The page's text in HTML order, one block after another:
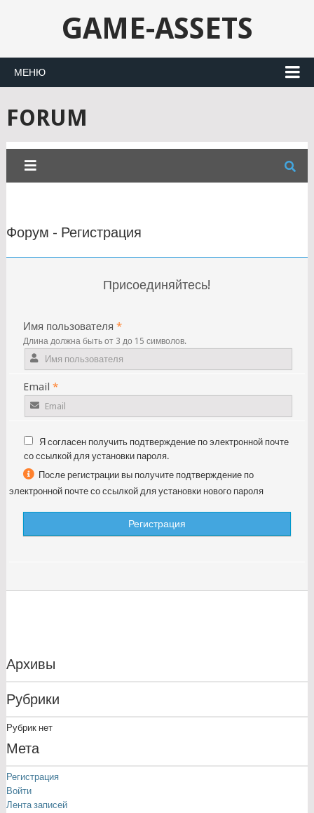
GAME-ASSETS
МЕНЮ
FORUM
Форум - Регистрация
Присоединяйтесь!
Имя пользователя*
Длина должна быть от 3 до 15 символов.
Email*
Я согласен получить подтверждение по электронной почте
со ссылкой для установки пароля.
После регистрации вы получите подтверждение по
электронной почте со ссылкой для установки нового пароля
Архивы
Рубрики
Рубрик нет
Мета
Регистрация
Войти
Лента записей